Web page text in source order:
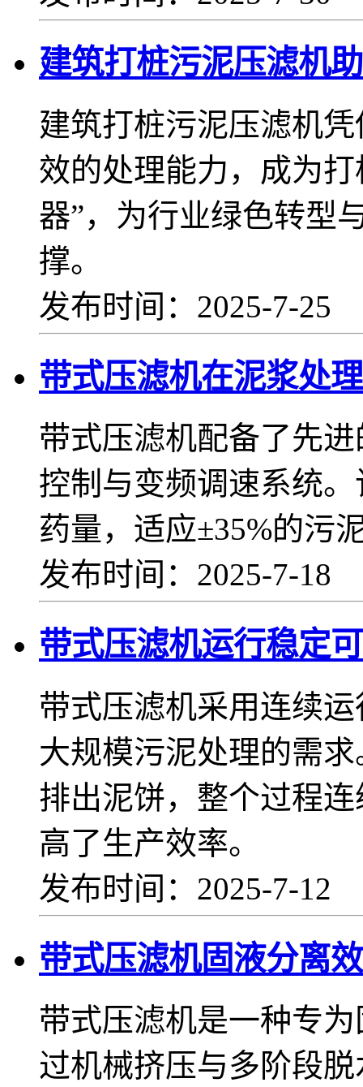
建筑打桩污泥压滤机
建筑打桩污泥压滤机
效的处理能力，成为
器”，为行业绿色转型
撑。
发布时间：2025-7-25
带式压滤机在泥浆处
带式压滤机配备了先
控制与变频调速系统
药量，适应±35%的污
发布时间：2025-7-18
带式压滤机运行稳定
带式压滤机采用连续
大规模污泥处理的需
排出泥饼，整个过程
高了生产效率。
发布时间：2025-7-12
带式压滤机固液分离
带式压滤机是一种专
过机械挤压与多阶段